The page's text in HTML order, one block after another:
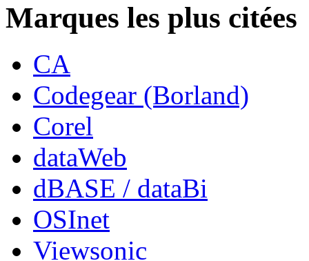
Marques les plus citées
CA
Codegear (Borland)
Corel
dataWeb
dBASE / dataBi
OSInet
Viewsonic